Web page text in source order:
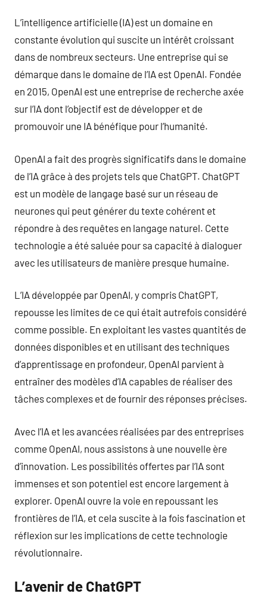
L’intelligence artificielle (IA) est un domaine en
constante évolution qui suscite un intérêt croissant
dans de nombreux secteurs. Une entreprise qui se
démarque dans le domaine de l’IA est OpenAI. Fondée
en 2015, OpenAI est une entreprise de recherche axée
sur l’IA dont l’objectif est de développer et de
promouvoir une IA bénéfique pour l’humanité.
OpenAI a fait des progrès significatifs dans le domaine
de l’IA grâce à des projets tels que ChatGPT. ChatGPT
est un modèle de langage basé sur un réseau de
neurones qui peut générer du texte cohérent et
répondre à des requêtes en langage naturel. Cette
technologie a été saluée pour sa capacité à dialoguer
avec les utilisateurs de manière presque humaine.
L’IA développée par OpenAI, y compris ChatGPT,
repousse les limites de ce qui était autrefois considéré
comme possible. En exploitant les vastes quantités de
données disponibles et en utilisant des techniques
d’apprentissage en profondeur, OpenAI parvient à
entraîner des modèles d’IA capables de réaliser des
tâches complexes et de fournir des réponses précises.
Avec l’IA et les avancées réalisées par des entreprises
comme OpenAI, nous assistons à une nouvelle ère
d’innovation. Les possibilités offertes par l’IA sont
immenses et son potentiel est encore largement à
explorer. OpenAI ouvre la voie en repoussant les
frontières de l’IA, et cela suscite à la fois fascination et
réflexion sur les implications de cette technologie
révolutionnaire.
L’avenir de ChatGPT